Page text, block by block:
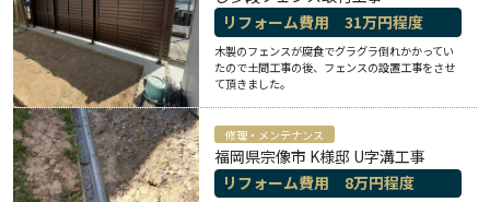
リフォーム費用 31万円程度
木製のフェンスが腐食でグラグラ倒れかかってい
たので土間工事の後、フェンスの設置工事をさせ
て頂きました。
修理・メンテナンス
福岡県宗像市 K様邸 U字溝工事
リフォーム費用 8万円程度